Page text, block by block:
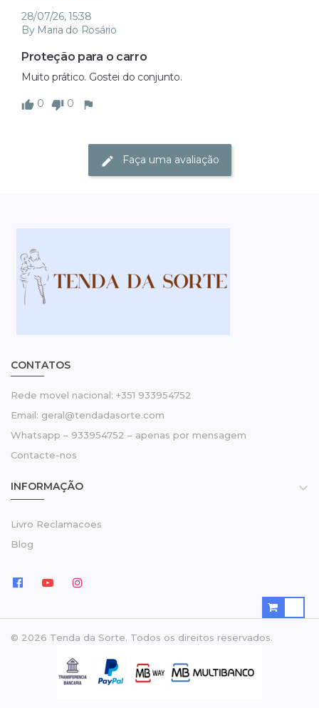
28/07/26, 15:38
By Maria do Rosário
Proteção para o carro
Muito prático. Gostei do conjunto.
0 0
Faça uma avaliação
CONTATOS
Rede movel nacional: +351 933954752
Email: geral@tendadasorte.com
Whatsapp – 933954752 – apenas por mensagem
Contacte-nos
INFORMAÇÃO 
Livro Reclamacoes
Blog
© 2026 Tenda da Sorte. Todos os direitos reservados.